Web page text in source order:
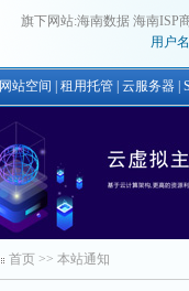
旗下网站:海南数据 海南ISP
用户
网站空间 租用托管 云服务器
首页 >> 本站通知